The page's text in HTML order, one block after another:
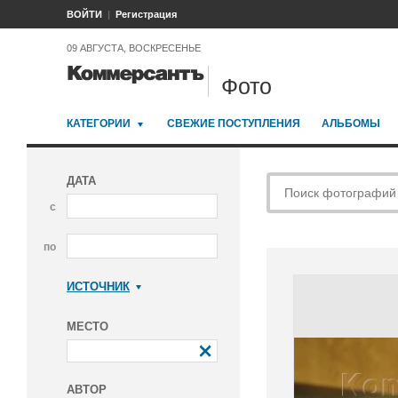
ВОЙТИ Регистрация
09 АВГУСТА, ВОСКРЕСЕНЬЕ
Фото
КАТЕГОРИИ СВЕЖИЕ ПОСТУПЛЕНИЯ АЛЬБОМЫ
ДАТА
с
по
ИСТОЧНИК
МЕСТО
АВТОР